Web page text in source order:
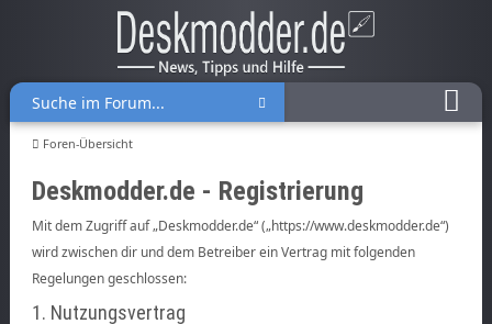
Foren-Übersicht
Deskmodder.de - Registrierung
Mit dem Zugriff auf „Deskmodder.de“ („https://www.deskmodder.de“)
wird zwischen dir und dem Betreiber ein Vertrag mit folgenden
Regelungen geschlossen:
1. Nutzungsvertrag